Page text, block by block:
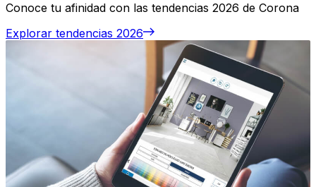
Conoce tu afinidad con las tendencias 2026 de Corona
Explorar tendencias 2026